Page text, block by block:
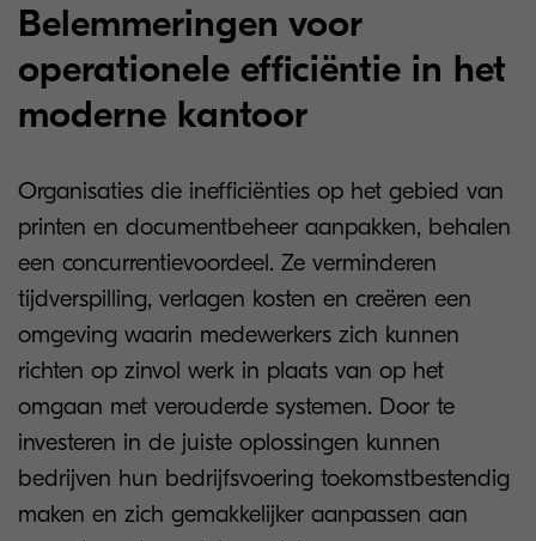
Belemmeringen voor
operationele efficiëntie in het
moderne kantoor
Organisaties die inefficiënties op het gebied van
printen en documentbeheer aanpakken, behalen
een concurrentievoordeel. Ze verminderen
tijdverspilling, verlagen kosten en creëren een
omgeving waarin medewerkers zich kunnen
richten op zinvol werk in plaats van op het
omgaan met verouderde systemen. Door te
investeren in de juiste oplossingen kunnen
bedrijven hun bedrijfsvoering toekomstbestendig
maken en zich gemakkelijker aanpassen aan